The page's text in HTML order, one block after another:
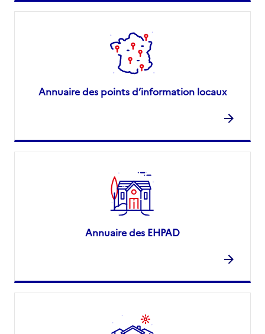
Annuaire des points d’information locaux
Annuaire des EHPAD